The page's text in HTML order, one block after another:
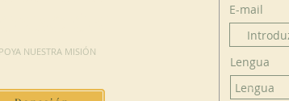
NUESTRA MISIÓN
E-mail
Lengua